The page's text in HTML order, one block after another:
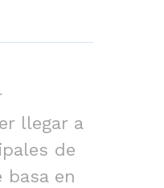
llegar a
de
en